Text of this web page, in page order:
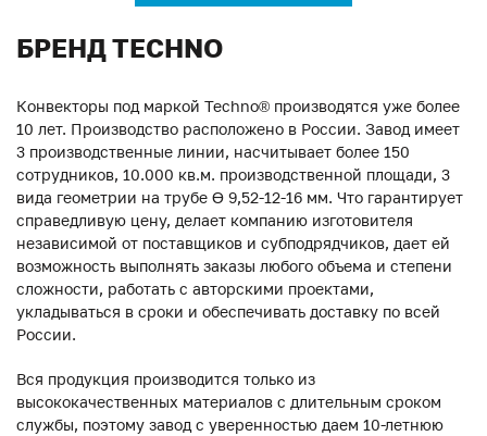
БРЕНД TECHNO
Конвекторы под маркой Techno® производятся уже более
10 лет. Производство расположено в России. Завод имеет
3 производственные линии, насчитывает более 150
сотрудников, 10.000 кв.м. производственной площади, 3
вида геометрии на трубе ϴ 9,52-12-16 мм. Что гарантирует
справедливую цену, делает компанию изготовителя
независимой от поставщиков и субподрядчиков, дает ей
возможность выполнять заказы любого объема и степени
сложности, работать с авторскими проектами,
укладываться в сроки и обеспечивать доставку по всей
России.
Вся продукция производится только из
высококачественных материалов с длительным сроком
службы, поэтому завод с уверенностью даем 10-летнюю